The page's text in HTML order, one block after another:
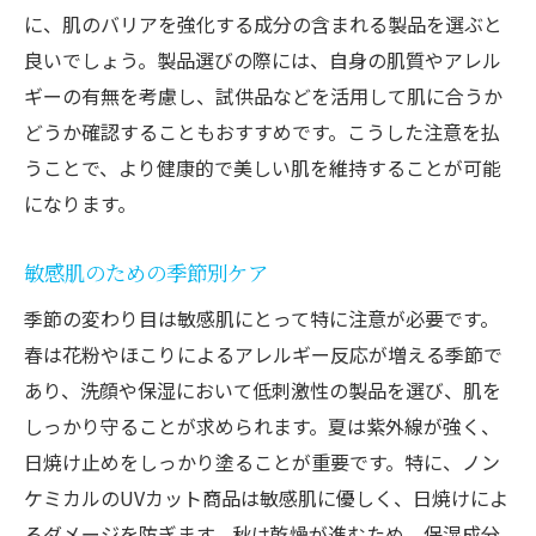
に、肌のバリアを強化する成分の含まれる製品を選ぶと
良いでしょう。製品選びの際には、自身の肌質やアレル
ギーの有無を考慮し、試供品などを活用して肌に合うか
どうか確認することもおすすめです。こうした注意を払
うことで、より健康的で美しい肌を維持することが可能
になります。
敏感肌のための季節別ケア
季節の変わり目は敏感肌にとって特に注意が必要です。
春は花粉やほこりによるアレルギー反応が増える季節で
あり、洗顔や保湿において低刺激性の製品を選び、肌を
しっかり守ることが求められます。夏は紫外線が強く、
日焼け止めをしっかり塗ることが重要です。特に、ノン
ケミカルのUVカット商品は敏感肌に優しく、日焼けによ